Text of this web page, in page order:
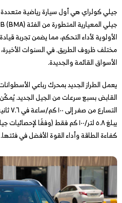
جيلي كولراي هي أول سيارة رياضية
الأولوية لأداء التحكم، مما يضمن تجربة
مختلف ظروف الطريق. في السنوات
الأسواق القائمة والجديدة.
القابض بسبع سرعات من الجيل الجديد.
يبلغ ٥.٨ لتر/١٠٠ كم فقط (وفقًا
كفاءة الطاقة وأداء القوة الأفضل في فئتها.